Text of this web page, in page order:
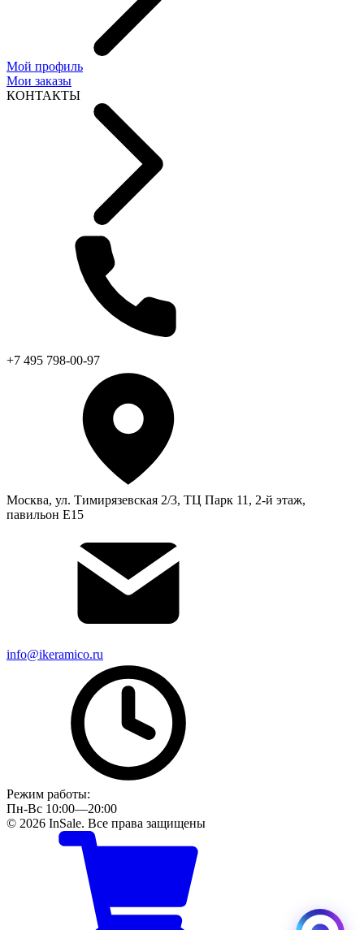
Мой профиль
Мои заказы
КОНТАКТЫ
+7 495 798-00-97
Москва, ул. Тимирязевская 2/3, ТЦ Парк 11, 2-й этаж,
павильон Е15
info@ikeramico.ru
Режим работы:
Пн-Вс 10:00—20:00
© 2026 InSale. Все права защищены